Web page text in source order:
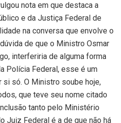
nota em que destaca a
e da Justiça Federal de
na conversa que envolve o
de que o Ministro Osmar
interferiria de alguma forma
Polícia Federal, esse é um
só. O Ministro soube hoje,
que teve seu nome citado
tanto pelo Ministério
Juiz Federal é a de que não há